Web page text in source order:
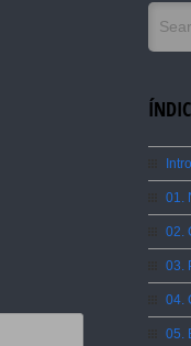
01.
02.
03.
04.
05.